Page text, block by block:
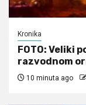
Kronika
FOTO: Veliki
razvodnom
10 minuta ago